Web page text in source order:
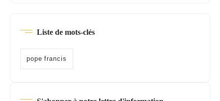
Liste de mots-clés
pope francis